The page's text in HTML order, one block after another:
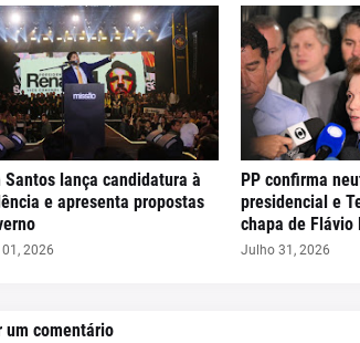
Santos lança candidatura à
e apresenta propostas
2026
PP confirma
presidencial e
chapa de Flávio
Julho 31, 2026
um comentário